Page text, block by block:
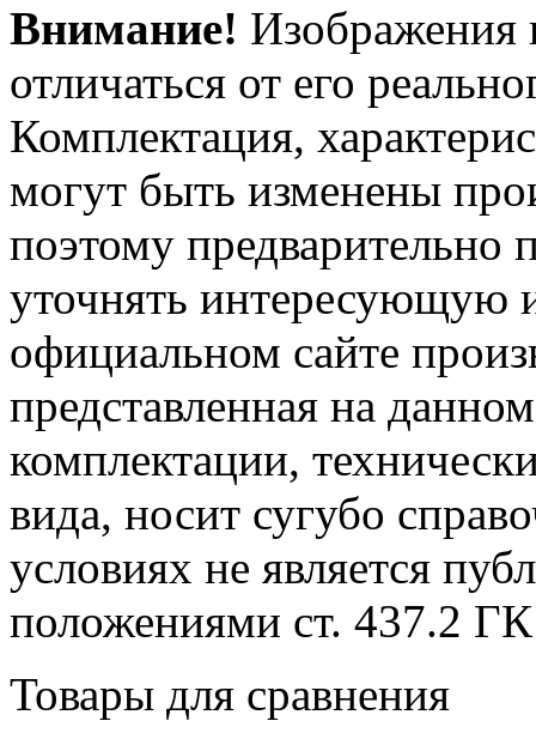
Внимание! Изображения
отличаться от его
Комплектация,
могут быть изменены
поэтому предварительно
уточнять интересующую
официальном сайте
представленная на
комплектации,
вида, носит сугубо
условиях не является
положениями cт. 437.2
Товары для сравнения